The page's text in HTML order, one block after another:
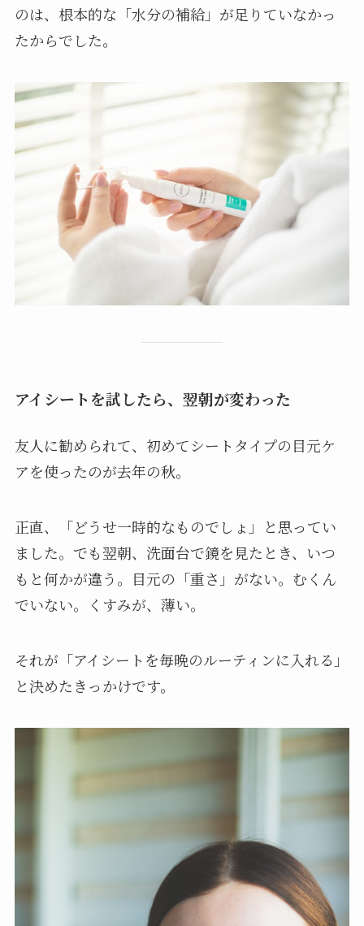
のは、根本的な「水分の補給」が足りていなかっ
たからでした。
アイシートを試したら、翌朝が変わった
友人に勧められて、初めてシートタイプの目元ケ
アを使ったのが去年の秋。
正直、「どうせ一時的なものでしょ」と思ってい
ました。でも翌朝、洗面台で鏡を見たとき、いつ
もと何かが違う。目元の「重さ」がない。むくん
でいない。くすみが、薄い。
それが「アイシートを毎晩のルーティンに入れる」
と決めたきっかけです。